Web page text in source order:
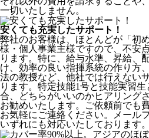
一切いたしません。
安くても充実したサポート！
弊社のお客様は、ほとんどが 「初
様・個人事業主様ですので、不安
ります。特に、給与水準、昇給、
け、効率の良い指揮系統の作り方
法の教授など、 他社では行えない
ります。特定技能1号と技能実習
合、どちらがいいのかヒアリング
お勧めいたします。ご依頼前でも
お気軽にご連絡ください。メール
いずれにも対応いたしております。